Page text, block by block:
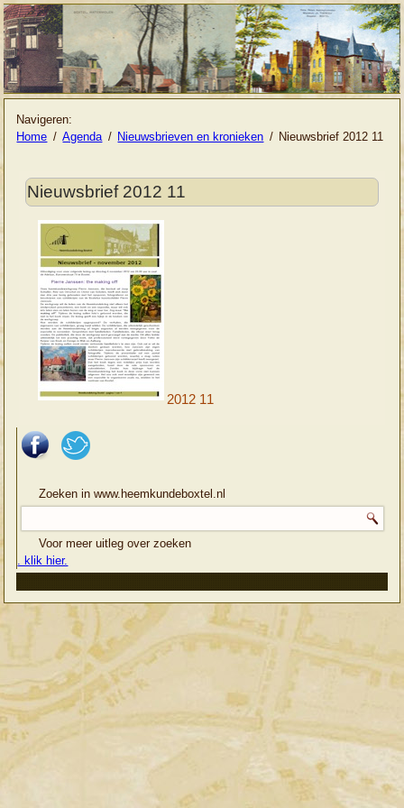
Navigeren:
Home
Agenda Nieuwsbrieven en kronieken Nieuwsbrief 2012 11
Nieuwsbrief 2012 11
2012 11
Zoeken in www.heemkundeboxtel.nl
Voor meer uitleg over zoeken
. klik hier.